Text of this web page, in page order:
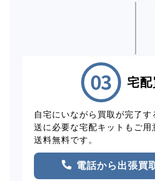
宅配
自宅にいながら買取が完了
送に必要な宅配キットもご用
送料無料です。
電話から出張買